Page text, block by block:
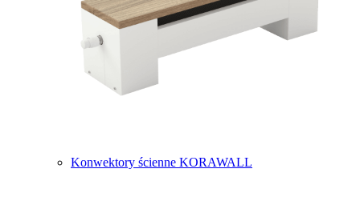
Konwektory ścienne KORAWALL